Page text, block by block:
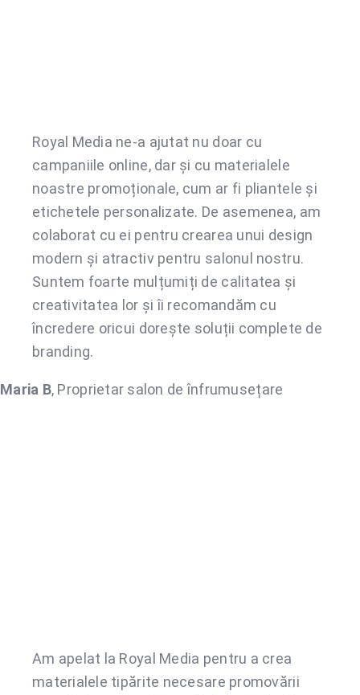
Royal Media ne-a ajutat nu doar cu
campaniile online, dar și cu materialele
noastre promoționale, cum ar fi pliantele și
etichetele personalizate. De asemenea, am
colaborat cu ei pentru crearea unui design
modern și atractiv pentru salonul nostru.
Suntem foarte mulțumiți de calitatea și
creativitatea lor și îi recomandăm cu
încredere oricui dorește soluții complete de
branding.
Maria B, Proprietar salon de înfrumusețare
Am apelat la Royal Media pentru a crea
materialele tipărite necesare promovării